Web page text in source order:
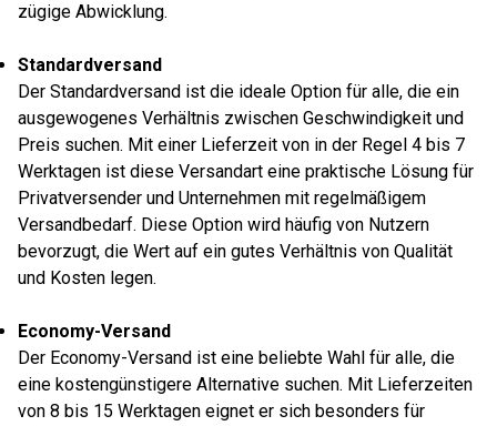
zügige Abwicklung.
Standardversand
Der Standardversand ist die ideale Option für alle, die ein
ausgewogenes Verhältnis zwischen Geschwindigkeit und
Preis suchen. Mit einer Lieferzeit von in der Regel 4 bis 7
Werktagen ist diese Versandart eine praktische Lösung für
Privatversender und Unternehmen mit regelmäßigem
Versandbedarf. Diese Option wird häufig von Nutzern
bevorzugt, die Wert auf ein gutes Verhältnis von Qualität
und Kosten legen.
Economy-Versand
Der Economy-Versand ist eine beliebte Wahl für alle, die
eine kostengünstigere Alternative suchen. Mit Lieferzeiten
von 8 bis 15 Werktagen eignet er sich besonders für